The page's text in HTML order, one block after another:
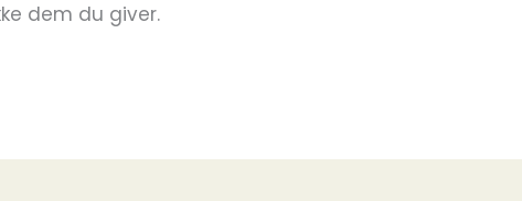
dem du giver.